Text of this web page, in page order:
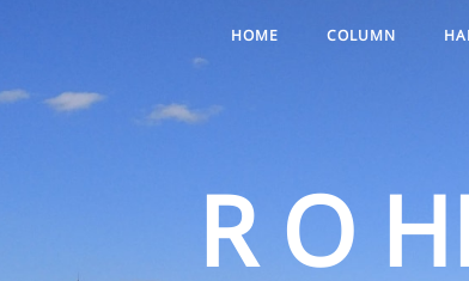
HOME COLUMN
R O